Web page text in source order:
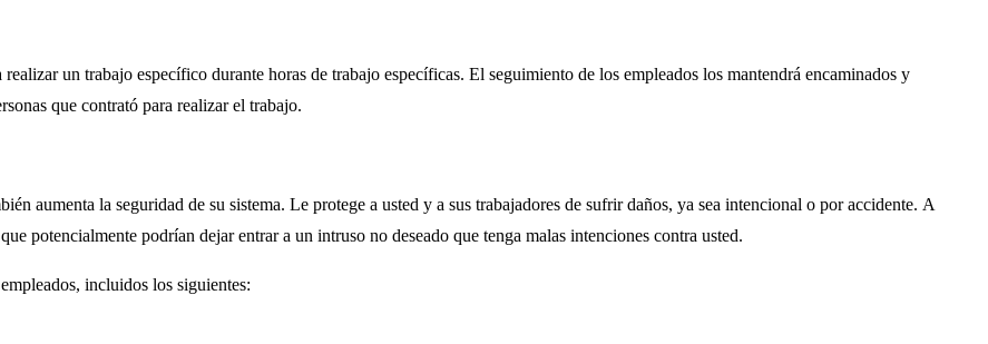
un trabajo específico durante horas de trabajo específicas. El seguimiento de los empleados los mantendrá encaminados y
que contrató para realizar el trabajo.
aumenta la seguridad de su sistema. Le protege a usted y a sus trabajadores de sufrir daños, ya sea intencional o por accidente. A
potencialmente podrían dejar entrar a un intruso no deseado que tenga malas intenciones contra usted.
incluidos los siguientes: